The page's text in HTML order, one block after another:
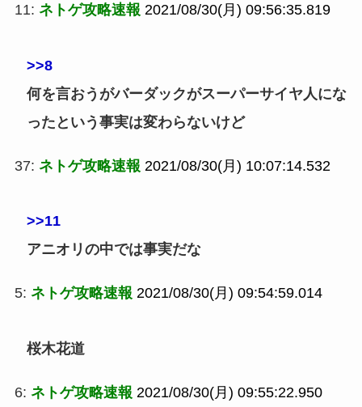
11: ネトゲ攻略速報 2021/08/30(月) 09:56:35.819
>>8
何を言おうがバーダックがスーパーサイヤ人にな
ったという事実は変わらないけど
37: ネトゲ攻略速報 2021/08/30(月) 10:07:14.532
>>11
アニオリの中では事実だな
5: ネトゲ攻略速報 2021/08/30(月) 09:54:59.014
桜木花道
6: ネトゲ攻略速報 2021/08/30(月) 09:55:22.950